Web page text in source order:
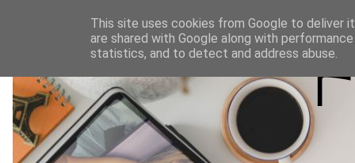
This site uses cookies from Google to deliver
are shared with Google along with
statistics, and to detect and address abuse.